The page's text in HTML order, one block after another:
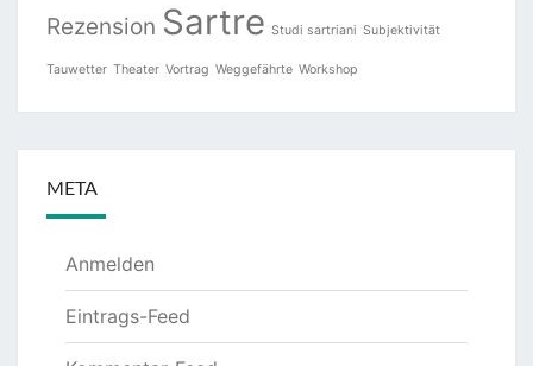
Rezension Sartre Studi sartriani Subjektivität
Tauwetter Theater Vortrag Weggefährte Workshop
META
Anmelden
Eintrags-Feed